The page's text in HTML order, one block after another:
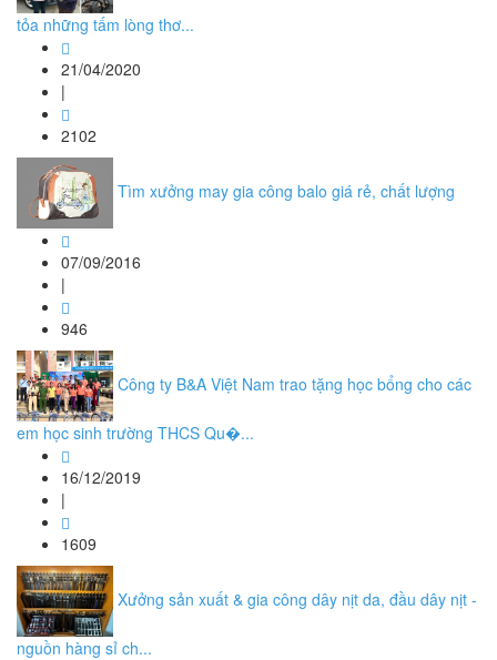
tỏa những tấm lòng thơ...
21/04/2020
|
2102
Tìm xưởng may gia công balo giá rẻ, chất lượng
07/09/2016
|
946
Công ty B&A Việt Nam trao tặng học bổng cho các
em học sinh trường THCS Qu�...
16/12/2019
|
1609
Xưởng sản xuất & gia công dây nịt da, đầu dây nịt -
nguồn hàng sỉ ch...